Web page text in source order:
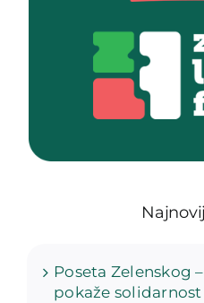
Poseta Zelenskog
pokaže